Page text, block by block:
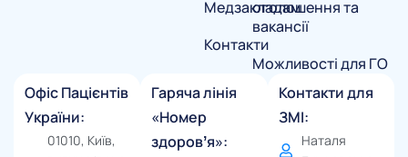
Медзакладам
Контакти
оголошення та
вакансії
Можливості для ГО
Офіс Пацієнтів
України:
01010, Київ,
Гаряча лінія
«Номер
здоровʼя»:
Контакти для
ЗМІ:
Наталя